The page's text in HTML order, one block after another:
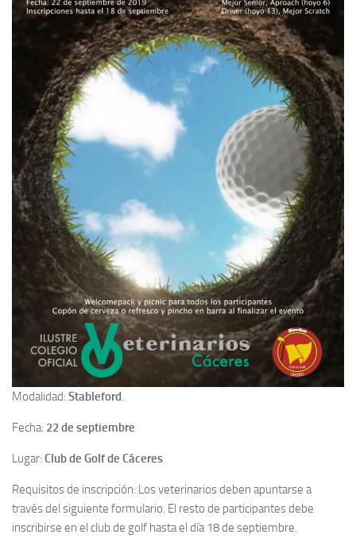
Modalidad: Stableford.
Fecha: 22 de septiembre
Lugar: Club de Golf de Cáceres
Requisitos de inscripción: Los veterinarios deben apuntarse a
través del siguiente formulario. El resto de participantes debe
inscribirse en el club de golf hasta el día 18 de septiembre.